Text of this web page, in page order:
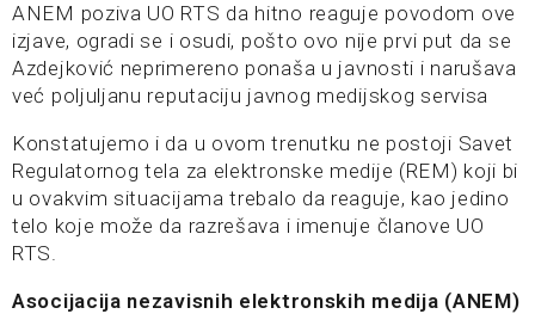
ANEM poziva UO RTS da hitno reaguje povodom ove
izjave, ogradi se i osudi, pošto ovo nije prvi put da se
Azdejković neprimereno ponaša u javnosti i narušava
već poljuljanu reputaciju javnog medijskog servisa
Konstatujemo i da u ovom trenutku ne postoji Savet
Regulatornog tela za elektronske medije (REM) koji bi
u ovakvim situacijama trebalo da reaguje, kao jedino
telo koje može da razrešava i imenuje članove UO
RTS.
Asocijacija nezavisnih elektronskih medija (ANEM)